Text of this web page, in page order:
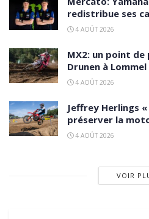
redistribue ses
4 AOÛT 2026
MX2: un point
Drunen à Lommel
4 AOÛT 2026
Jeffrey Herlings
préserver la
4 AOÛT 2026
VOIR